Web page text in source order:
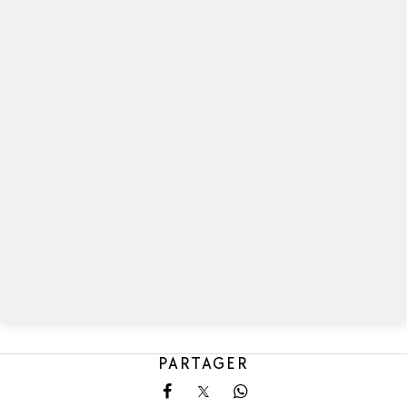
PARTAGER
Partager sur Facebook
Partager sur X
Partager sur